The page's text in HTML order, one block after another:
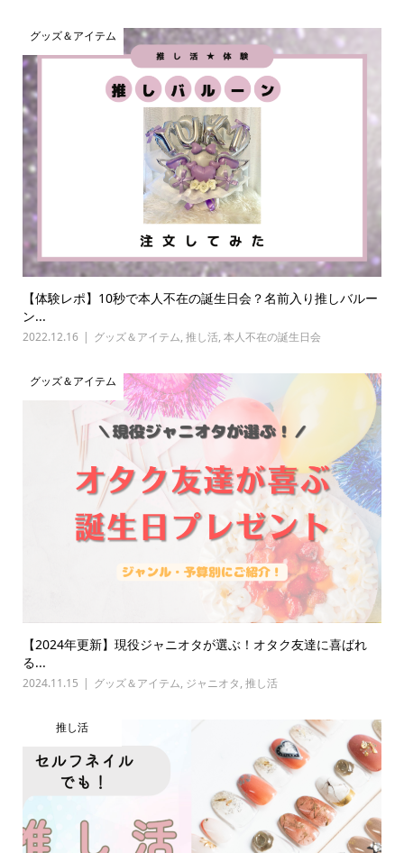
グッズ＆アイテム
【体験レポ】10秒で本人不在の誕生日会？名前入り推しバルー
ン...
2022.12.16 グッズ＆アイテム, 推し活, 本人不在の誕生日会
グッズ＆アイテム
【2024年更新】現役ジャニオタが選ぶ！オタク友達に喜ばれ
る...
2024.11.15 グッズ＆アイテム, ジャニオタ, 推し活
推し活